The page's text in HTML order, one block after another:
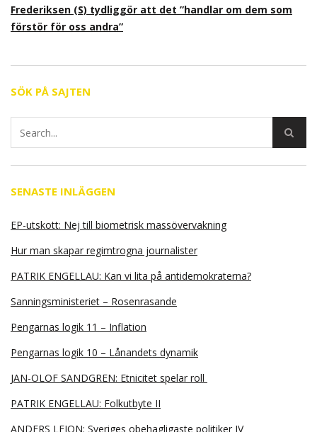
Frederiksen (S) tydliggör att det ”handlar om dem som
förstör för oss andra”
SÖK PÅ SAJTEN
SENASTE INLÄGGEN
EP-utskott: Nej till biometrisk massövervakning
Hur man skapar regimtrogna journalister
PATRIK ENGELLAU: Kan vi lita på antidemokraterna?
Sanningsministeriet – Rosenrasande
Pengarnas logik 11 – Inflation
Pengarnas logik 10 – Lånandets dynamik
JAN-OLOF SANDGREN: Etnicitet spelar roll
PATRIK ENGELLAU: Folkutbyte II
ANDERS LEION: Sveriges obehagligaste politiker IV